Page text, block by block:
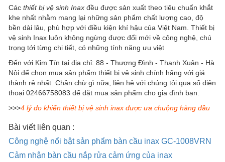
Các thiết bị vệ sinh Inax đều được sản xuất theo tiêu chuẩn khắt
khe nhất nhằm mang lại những sản phẩm chất lượng cao, độ
bền dài lâu, phù hợp với điều kiện khí hậu của Việt Nam. Thiết bị
vệ sinh Inax luôn không ngừng được đổi mới về công nghệ, chú
trọng tới từng chi tiết, có những tính năng ưu việt
Đến với Kim Tín tại địa chỉ: 88 - Thượng Đình - Thanh Xuân - Hà
Nội để chọn mua sản phẩm thiết bị vệ sinh chính hãng với giá
thành rẻ nhất. Chần chừ gì nữa, liên hệ với chúng tôi qua số điện
thoại 02466758083 để đặt mua sản phẩm cho gia đình bạn.
>>>4 lý do khiến thiết bị vệ sinh inax được ưa chuộng hàng đầu
Bài viết liên quan :
Công nghệ nổi bật sản phẩm bàn cầu inax GC-1008VRN
Cảm nhận bàn cầu nắp rửa cảm ứng của inax